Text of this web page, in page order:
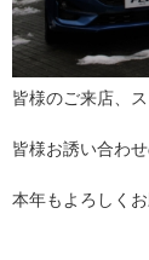
皆様のご来店、
皆様お誘い合わ
本年もよろしく